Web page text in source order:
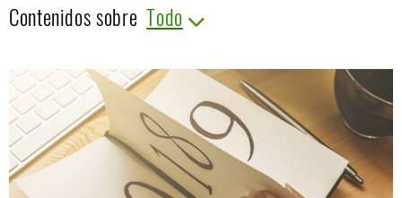
Contenidos sobre